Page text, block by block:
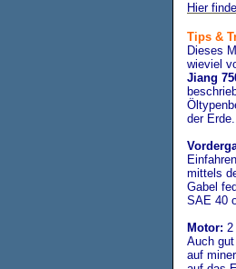
Hier
Tips &
Dieses
wieviel
Jiang
der
mittels
Gabel
SAE 40
Motor: 2
Auch
auf